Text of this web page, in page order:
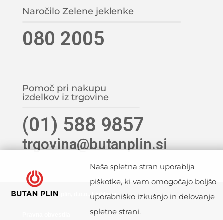
Naša spletna stran uporablja
piškotke, ki vam omogočajo boljšo
uporabniško izkušnjo in delovanje
spletne strani.
Naročilo Zelene jeklenke
080 2005
Pomoč pri nakupu
izdelkov iz trgovine
(01) 588 9857
trgovina@butanplin.si
©2021 Butan plin, d.o.o., Ljubljana